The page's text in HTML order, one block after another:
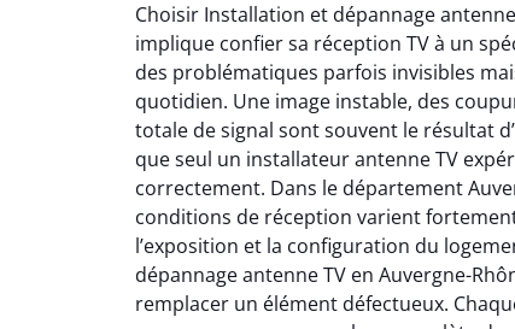
Choisir Installation et dépannage
implique confier sa réception TV à un
des problématiques parfois invisibles
quotidien. Une image instable, des
totale de signal sont souvent le résultat
que seul un installateur antenne TV
correctement. Dans le département
conditions de réception varient
l’exposition et la configuration du
dépannage antenne TV en Auvergne-
remplacer un élément défectueux.